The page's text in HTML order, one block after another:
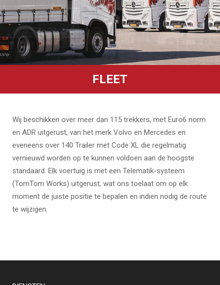
FLEET
Wij beschikken over meer dan 115 trekkers, met Euro6 norm
en ADR uitgerust, van het merk Volvo en Mercedes en
eveneens over 140 Trailer met Code XL die regelmatig
vernieuwd worden op te kunnen voldoen aan de hoogste
standaard. Elk voertuig is met een Telematik-systeem
(TomTom Works) uitgerust, wat ons toelaat om op elk
moment de juiste positie te bepalen en indien nodig de route
te wijzigen.